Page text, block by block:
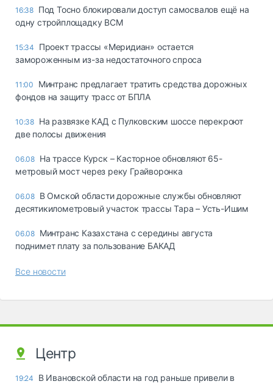
16:38 Под Тосно блокировали доступ самосвалов ещё на
одну стройплощадку ВСМ
15:34
Проект трассы «Меридиан» остается
замороженным из-за недостаточного спроса
11:00
Минтранс предлагает тратить средства дорожных
фондов на защиту трасс от БПЛА
10:38 На развязке КАД с Пулковским шоссе перекроют
две полосы движения
06.08 На трассе Курск – Касторное обновляют 65-
метровый мост через реку Грайворонка
06.08 В Омской области дорожные службы обновляют
десятикилометровый участок трассы Тара – Усть-Ишим
06.08 Минтранс Казахстана с середины августа
поднимет плату за пользование БАКАД
Все новости
Центр
19:24
В Ивановской области на год раньше привели в